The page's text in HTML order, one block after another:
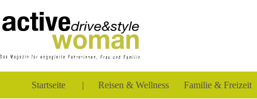
Inhalt
springen
Startseite Reisen & Wellness Familie & Freizeit